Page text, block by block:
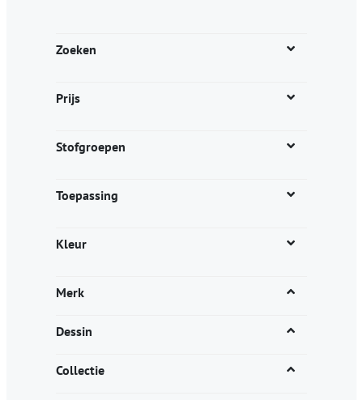
Zoeken
Prijs
Stofgroepen
Toepassing
Kleur
Merk
Dessin
Collectie
kan
op
productpagina